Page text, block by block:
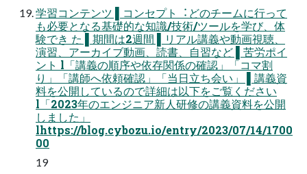
学習コンテンツ ▌コンセプト︓どのチームに⾏って
も必要となる基礎的な知識/技術/ツールを学び、体
験でき た ▌期間は2週間 ▌リアル講義や動画視聴、
演習、アーカイブ動画、読書、⾃習など ▌苦労ポイ
ント l「講義の順序や依存関係の確認」「コマ割
り」「講師へ依頼確認」「当⽇⽴ち会い」 ▌講義資
料を公開しているので詳細は以下をご覧ください
l「2023年のエンジニア新⼈研修の講義資料を公開
しました」
lhttps://blog.cybozu.io/entry/2023/07/14/1700
00
19